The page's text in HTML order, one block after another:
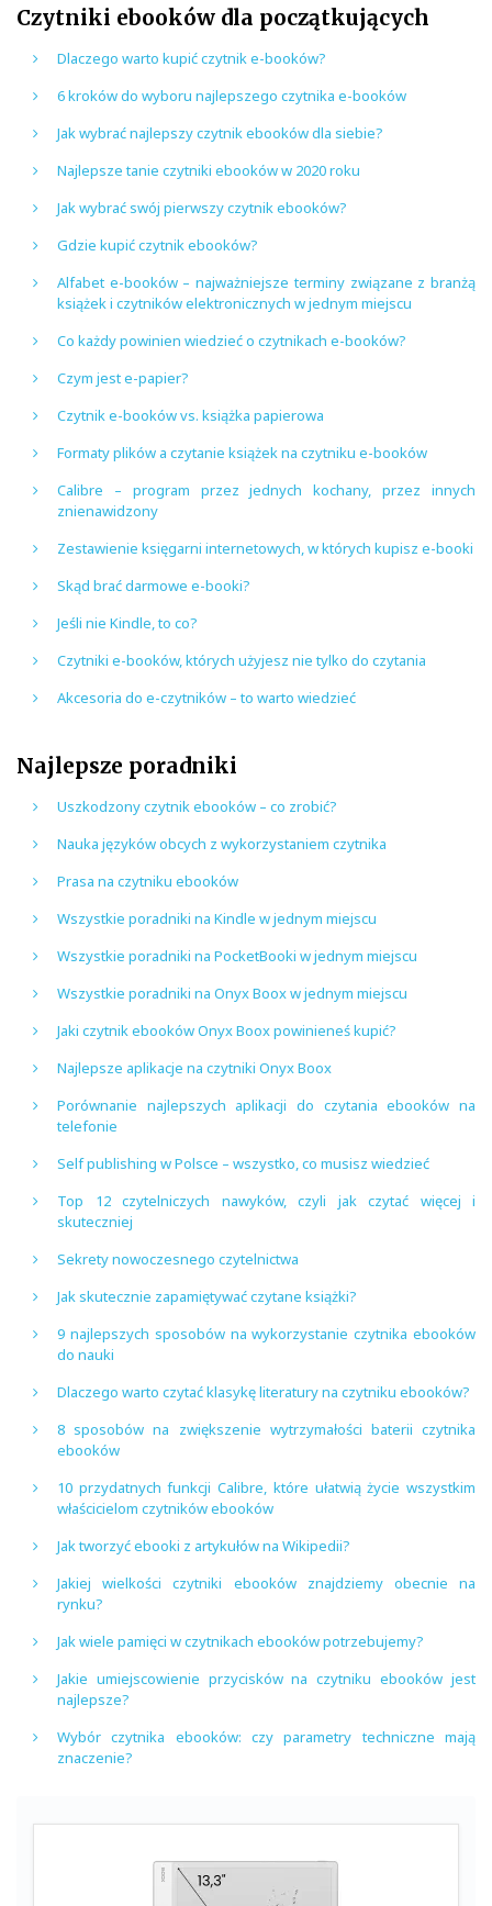
Czytniki ebooków dla początkujących
Dlaczego warto kupić czytnik e-booków?
6 kroków do wyboru najlepszego czytnika e-booków
Jak wybrać najlepszy czytnik ebooków dla siebie?
Najlepsze tanie czytniki ebooków w 2020 roku
Jak wybrać swój pierwszy czytnik ebooków?
Gdzie kupić czytnik ebooków?
Alfabet e-booków – najważniejsze terminy związane z branżą
książek i czytników elektronicznych w jednym miejscu
Co każdy powinien wiedzieć o czytnikach e-booków?
Czym jest e-papier?
Czytnik e-booków vs. książka papierowa
Formaty plików a czytanie książek na czytniku e-booków
Calibre – program przez jednych kochany, przez innych
znienawidzony
Zestawienie księgarni internetowych, w których kupisz e-booki
Skąd brać darmowe e-booki?
Jeśli nie Kindle, to co?
Czytniki e-booków, których użyjesz nie tylko do czytania
Akcesoria do e-czytników – to warto wiedzieć
Najlepsze poradniki
Uszkodzony czytnik ebooków – co zrobić?
Nauka języków obcych z wykorzystaniem czytnika
Prasa na czytniku ebooków
Wszystkie poradniki na Kindle w jednym miejscu
Wszystkie poradniki na PocketBooki w jednym miejscu
Wszystkie poradniki na Onyx Boox w jednym miejscu
Jaki czytnik ebooków Onyx Boox powinieneś kupić?
Najlepsze aplikacje na czytniki Onyx Boox
Porównanie najlepszych aplikacji do czytania ebooków na
telefonie
Self publishing w Polsce – wszystko, co musisz wiedzieć
Top 12 czytelniczych nawyków, czyli jak czytać więcej i
skuteczniej
Sekrety nowoczesnego czytelnictwa
Jak skutecznie zapamiętywać czytane książki?
9 najlepszych sposobów na wykorzystanie czytnika ebooków
do nauki
Dlaczego warto czytać klasykę literatury na czytniku ebooków?
8 sposobów na zwiększenie wytrzymałości baterii czytnika
ebooków
10 przydatnych funkcji Calibre, które ułatwią życie wszystkim
właścicielom czytników ebooków
Jak tworzyć ebooki z artykułów na Wikipedii?
Jakiej wielkości czytniki ebooków znajdziemy obecnie na
rynku?
Jak wiele pamięci w czytnikach ebooków potrzebujemy?
Jakie umiejscowienie przycisków na czytniku ebooków jest
najlepsze?
Wybór czytnika ebooków: czy parametry techniczne mają
znaczenie?